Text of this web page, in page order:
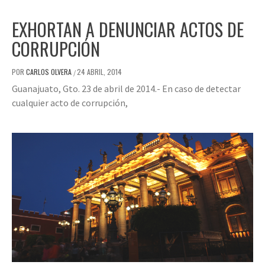
EXHORTAN A DENUNCIAR ACTOS DE
CORRUPCIÓN
POR CARLOS OLVERA /24 ABRIL, 2014
Guanajuato, Gto. 23 de abril de 2014.- En caso de detectar
cualquier acto de corrupción,